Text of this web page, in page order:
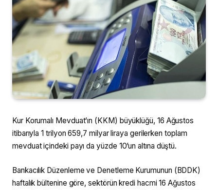
Kur Korumalı Mevduat’ın (KKM) büyüklüğü, 16 Ağustos
itibarıyla 1 trilyon 659,7 milyar liraya gerilerken toplam
mevduat içindeki payı da yüzde 10’un altına düştü.
Bankacılık Düzenleme ve Denetleme Kurumunun (BDDK)
haftalık bültenine göre, sektörün kredi hacmi 16 Ağustos